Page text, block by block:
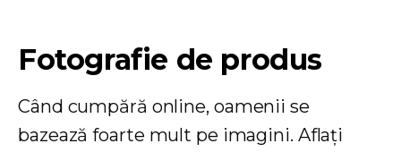
Fotografie de produs
Când cumpără online, oamenii se
bazează foarte mult pe imagini. Aflați